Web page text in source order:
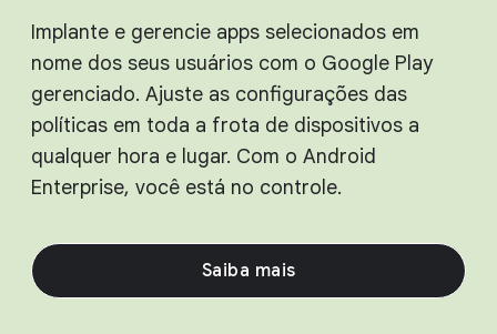
Implante e gerencie apps selecionados em
nome dos seus usuários com o Google Play
gerenciado. Ajuste as configurações das
políticas em toda a frota de dispositivos a
qualquer hora e lugar. Com o Android
Enterprise, você está no controle.
Saiba mais